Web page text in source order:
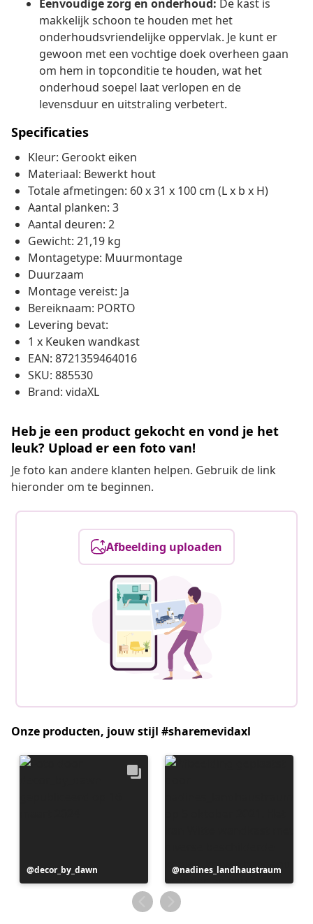
Eenvoudige zorg en onderhoud: De kast is
makkelijk schoon te houden met het
onderhoudsvriendelijke oppervlak. Je kunt er
gewoon met een vochtige doek overheen gaan
om hem in topconditie te houden, wat het
onderhoud soepel laat verlopen en de
levensduur en uitstraling verbetert.
Specificaties
Kleur: Gerookt eiken
Materiaal: Bewerkt hout
Totale afmetingen: 60 x 31 x 100 cm (L x b x H)
Aantal planken: 3
Aantal deuren: 2
Gewicht: 21,19 kg
Montagetype: Muurmontage
Duurzaam
Montage vereist: Ja
Bereiknaam: PORTO
Levering bevat:
1 x Keuken wandkast
EAN: 8721359464016
SKU: 885530
Brand: vidaXL
Heb je een product gekocht en vond je het
leuk? Upload er een foto van!
Je foto kan andere klanten helpen. Gebruik de link
hieronder om te beginnen.
Afbeelding uploaden
Onze producten, jouw stijl #sharemevidaxl
Bericht
gepubliceerd
decor_by_dawn
Bericht
gepubliceerd
door
nadines_landhaustraum